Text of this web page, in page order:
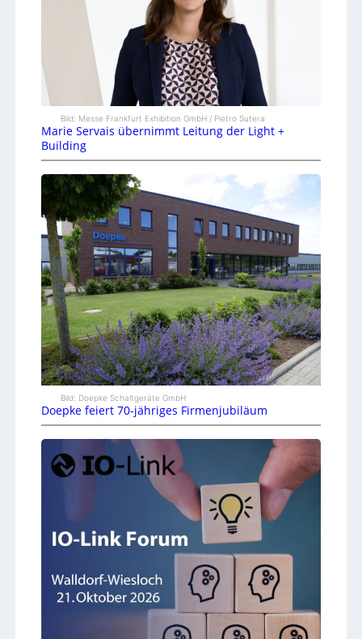
Bild: Messe Frankfurt Exhibition GmbH / Pietro Sutera
Marie Servais übernimmt Leitung der Light +
Building
Bild: Doepke Schaltgeräte GmbH
Doepke feiert 70-jähriges Firmenjubiläum